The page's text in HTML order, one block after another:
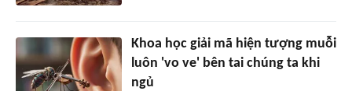
Khoa học giải mã hiện tượng muỗi
luôn 'vo ve' bên tai chúng ta khi
ngủ